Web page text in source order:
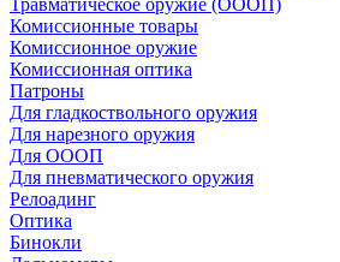
Травматическое оружие (ОООП)
Комиссионные товары
Комиссионное оружие
Комиссионная оптика
Патроны
Для гладкоствольного оружия
Для нарезного оружия
Для ОООП
Для пневматического оружия
Релоадинг
Оптика
Бинокли